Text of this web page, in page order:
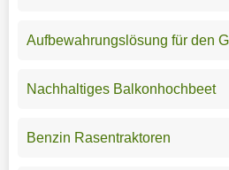
Aufbewahrungslösung für den
Nachhaltiges Balkonhochbeet
Benzin Rasentraktoren